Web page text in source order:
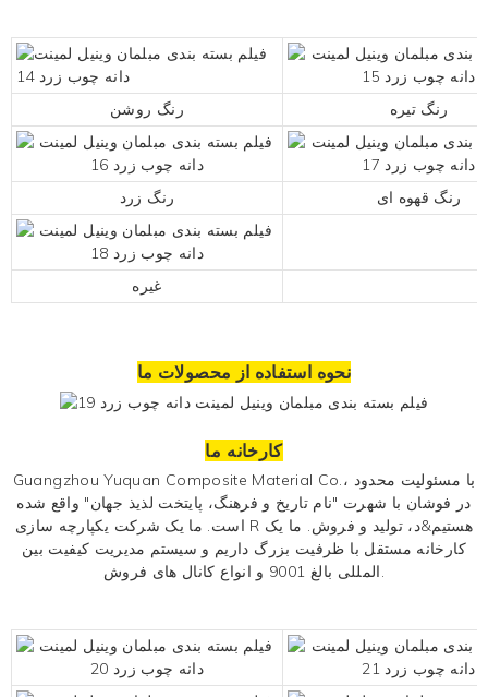
رنگ روشن رنگ تیره
رنگ زرد رنگ قهوه ای
غیره
نحوه استفاده از محصولات ما
کارخانه ما
Guangzhou Yuquan Composite Material Co.، با مسئولیت محدود
در فوشان با شهرت "نام تاریخ و فرهنگ، پایتخت لذیذ جهان" واقع شده
است. ما یک شرکت یکپارچه سازی R هستیم&د، تولید و فروش. ما یک
کارخانه مستقل با ظرفیت بزرگ داریم و سیستم مدیریت کیفیت بین
المللی بالغ 9001 و انواع کانال های فروش.